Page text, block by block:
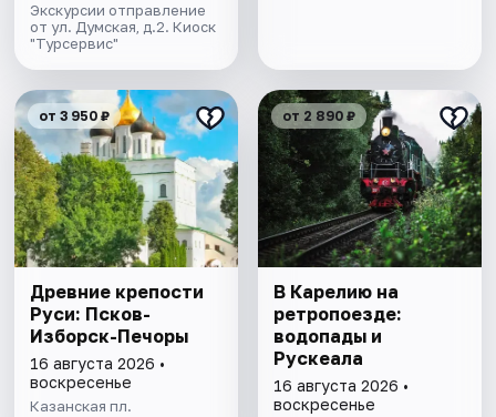
Экскурсии отправление
от ул. Думская, д.2. Киоск
"Турсервис"
от 3 950 ₽
Древние крепости
Руси: Псков-
Изборск-Печоры
16 августа 2026 •
воскресенье
Казанская пл.
от 2 890 ₽
В Карелию на
ретропоезде:
водопады и
Рускеала
16 августа 2026 •
воскресенье